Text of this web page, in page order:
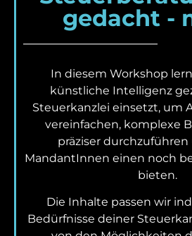
gedacht -
In diesem Workshop
künstliche Intelligenz
Steuerkanzlei einsetzt, um
vereinfachen, komplexe
präziser
MandantInnen einen noch
bieten.
Die Inhalte passen wir
Bedürfnisse deiner